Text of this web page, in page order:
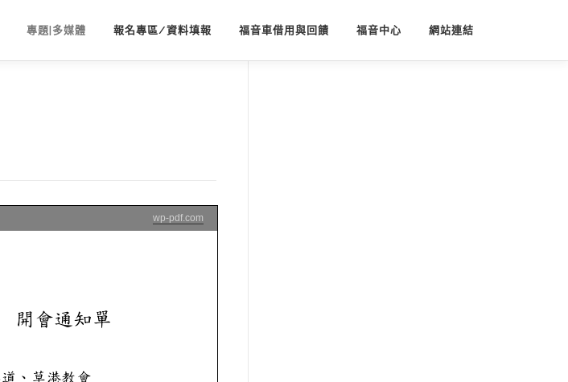
專題|多媒體 報名專區/資料填報 福音車借用與回饋 福音中心 網站連結
wp-pdf.com